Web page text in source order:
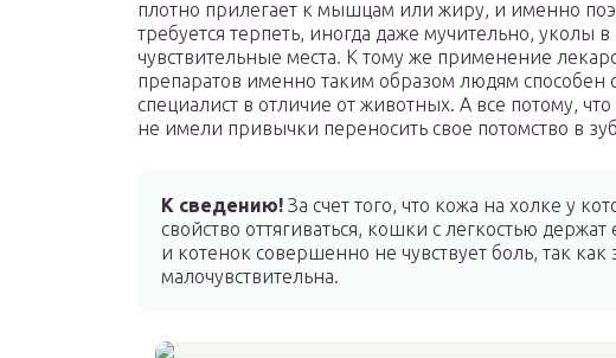
плотно прилегает к мышцам или жиру, и именно
требуется терпеть, иногда даже мучительно, уколы в
чувствительные места. К тому же применение
препаратов именно таким образом людям способен
специалист в отличие от животных. А все потому,
не имели привычки переносить свое потомство в
К сведению! За счет того, что кожа на холке у
свойство оттягиваться, кошки с легкостью держат
и котенок совершенно не чувствует боль, так как
малочувствительна.